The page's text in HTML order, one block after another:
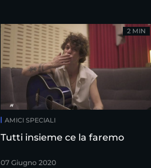
AMICI SPECIALI
Tutti insieme ce la faremo
07 Giugno 2020
2 MIN